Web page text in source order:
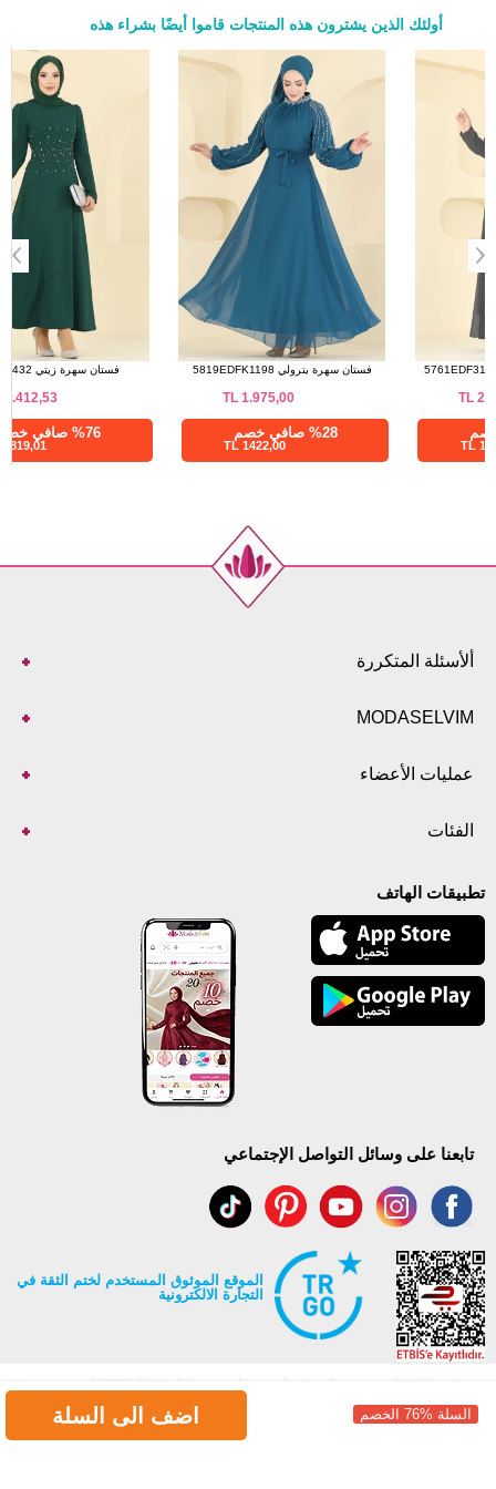
السلة %76 الخصم اضف الى السلة
أولئك الذين يشترون هذه المنتجات قاموا أيضًا بشراء هذه
a>
فستان سهرة بترولي 5819EDFK1198 فستان سهرة رمادي غامق 5761EDF311
ألأسئلة المتكررة
MODASELVIM
عمليات الأعضاء
الفئات
تطبيقات الهاتف
تابعنا على وسائل التواصل الإجتماعي
الموقع الموثوق المستخدم لختم الثقة في
التجارة الالكترونية